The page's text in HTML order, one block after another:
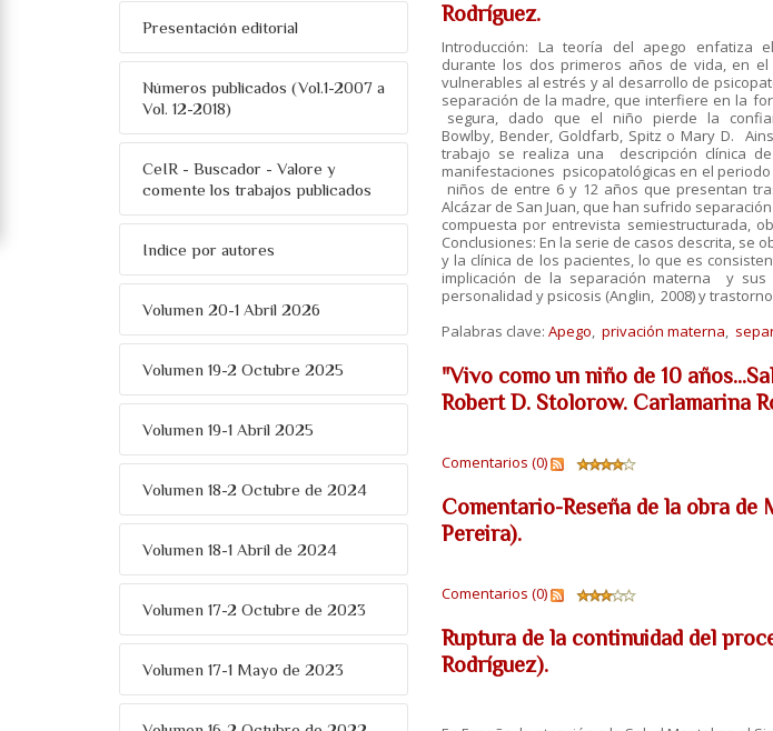
Presentación editorial
Números publicados (Vol.1-2007 a
Vol. 12-2018)
CeIR - Buscador - Valore y
comente los trabajos publicados
Indice por autores
Volumen 20-1 Abril 2026
Volumen 19-2 Octubre 2025
Volumen 19-1 Abril 2025
Volumen 18-2 Octubre de 2024
Volumen 18-1 Abril de 2024
Volumen 17-2 Octubre de 2023
Volumen 17-1 Mayo de 2023
Rodríguez.
Introducción: La teoría del apego enfatiza
durante los dos primeros años de vida, en
vulnerables al estrés y al desarrollo de
separación de la madre, que interfiere en la
segura, dado que el niño pierde la
Bowlby, Bender, Goldfarb, Spitz o Mary D.
trabajo se realiza una descripción clínica
manifestaciones psicopatológicas en el
niños de entre 6 y 12 años que presentan
Alcázar de San Juan, que han sufrido
compuesta por entrevista semiestructurada,
Conclusiones: En la serie de casos descrita, se
y la clínica de los pacientes, lo que es
implicación de la separación materna y
personalidad y psicosis (Anglin, 2008) y
Palabras clave: Apego, privación materna,
"Vivo como un niño de 10
Robert D. Stolorow. Carlamarina
Comentarios (0)
Comentario-Reseña de la obra de
Pereira).
Comentarios (0)
Ruptura de la continuidad del
Rodríguez).